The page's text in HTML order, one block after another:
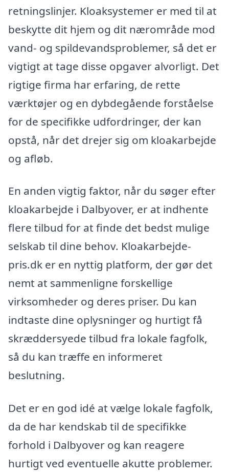
retningslinjer. Kloaksystemer er med til at
beskytte dit hjem og dit nærområde mod
vand- og spildevandsproblemer, så det er
vigtigt at tage disse opgaver alvorligt. Det
rigtige firma har erfaring, de rette
værktøjer og en dybdegående forståelse
for de specifikke udfordringer, der kan
opstå, når det drejer sig om kloakarbejde
og afløb.
En anden vigtig faktor, når du søger efter
kloakarbejde i Dalbyover, er at indhente
flere tilbud for at finde det bedst mulige
selskab til dine behov. Kloakarbejde-
pris.dk er en nyttig platform, der gør det
nemt at sammenligne forskellige
virksomheder og deres priser. Du kan
indtaste dine oplysninger og hurtigt få
skræddersyede tilbud fra lokale fagfolk,
så du kan træffe en informeret
beslutning.
Det er en god idé at vælge lokale fagfolk,
da de har kendskab til de specifikke
forhold i Dalbyover og kan reagere
hurtigt ved eventuelle akutte problemer.